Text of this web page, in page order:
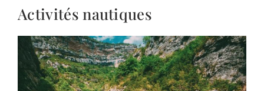
Activités nautiques